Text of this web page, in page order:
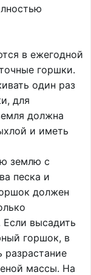
в ежегодной
горшки.
один раз
для
должна
и иметь
землю с
песка и
должен
высадить
горшок, в
разрастание
массы. На